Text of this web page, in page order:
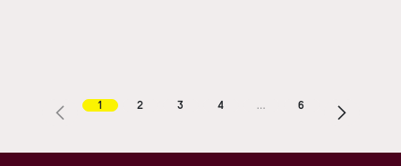
1 2 3 4 … 6